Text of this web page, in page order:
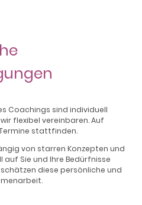
Coachings sind individuell
flexibel vereinbaren. Auf
stattfinden.
von starren Konzepten und
auf Sie und Ihre Bedürfnisse
diese persönliche und